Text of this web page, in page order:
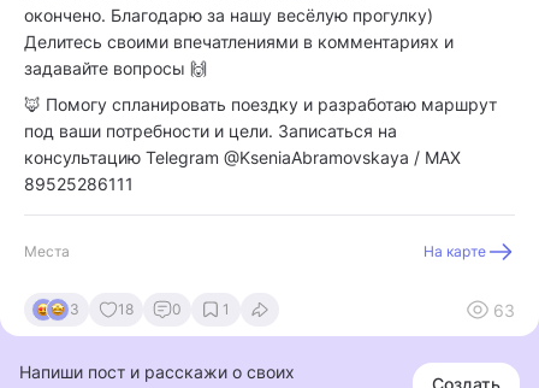
окончено. Благодарю за нашу весёлую прогулку)
Делитесь своими впечатлениями в комментариях и
задавайте вопросы 🙌
🦊 Помогу спланировать поездку и разработаю маршрут
под ваши потребности и цели. Записаться на
консультацию Telegram @KseniaAbramovskaya / MAX
89525286111
Места На карте
3 18 0 1 63
Напиши пост и расскажи о своих
Создать